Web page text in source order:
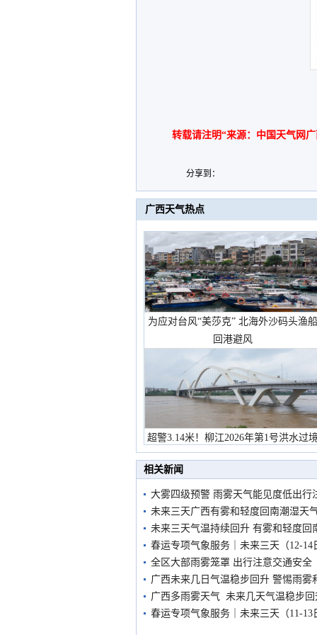
转载请注明“来源：中国天气网
分享到：
广西天气热点
为应对台风“美莎克” 北海外沙码头渔船
回港避风
超警3.14米！柳江2026年第1号洪水过
市民在堤岸见证汛况
相关新闻
大雾四级预警 雨雾天气能见度低出行
未来三天广西有雾和轻度回南潮湿天
未来三天气温持续回升 有雾和轻度回
春运专项气象服务｜未来三天（12-14
全区大部雨雾笼罩 出行注意交通安全
广西未来几日气温稳步回升 警惕雨雾
广西多雨雾天气 未来几天气温稳步回
春运专项气象服务｜未来三天（11-13